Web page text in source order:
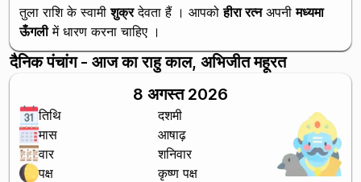
तुला राशि के स्वामीशुक्रदेवता हैं । आपकोहीरा रत्नअपनीमध्यमा
ऊँगलीमें धारण करना चाहिए ।
दैनिक पंचांग - आज का राहु काल, अभिजीत महूरत
8 अगस्त 2026
तिथि
दशमी
मास
आषाढ़
वार
शनिवार
पक्ष
कृष्ण पक्ष